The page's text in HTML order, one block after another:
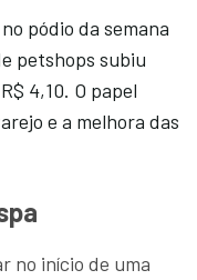
pódio da semana
petshops subiu
4,10. O papel
e a melhora das
no início de uma